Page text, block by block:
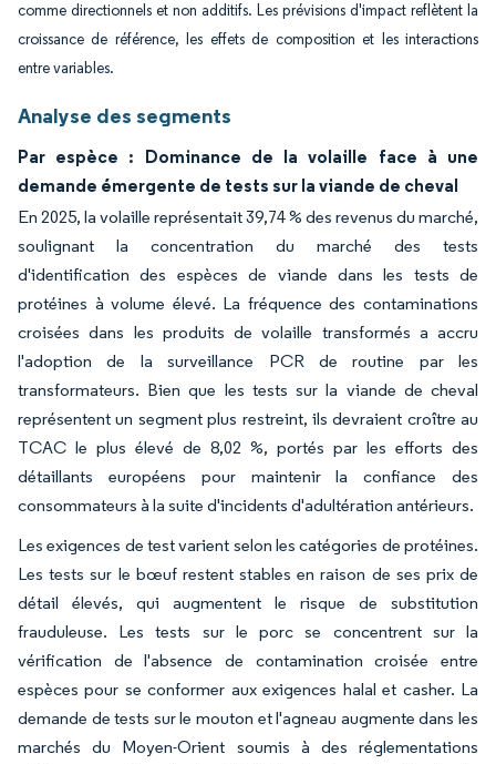
comme directionnels et non additifs. Les prévisions d'impact reflètent la
croissance de référence, les effets de composition et les interactions
entre variables.
Analyse des segments
Par espèce : Dominance de la volaille face à une
demande émergente de tests sur la viande de cheval
En 2025, la volaille représentait 39,74 % des revenus du marché,
soulignant la concentration du marché des tests
d'identification des espèces de viande dans les tests de
protéines à volume élevé. La fréquence des contaminations
croisées dans les produits de volaille transformés a accru
l'adoption de la surveillance PCR de routine par les
transformateurs. Bien que les tests sur la viande de cheval
représentent un segment plus restreint, ils devraient croître au
TCAC le plus élevé de 8,02 %, portés par les efforts des
détaillants européens pour maintenir la confiance des
consommateurs à la suite d'incidents d'adultération antérieurs.
Les exigences de test varient selon les catégories de protéines.
Les tests sur le bœuf restent stables en raison de ses prix de
détail élevés, qui augmentent le risque de substitution
frauduleuse. Les tests sur le porc se concentrent sur la
vérification de l'absence de contamination croisée entre
espèces pour se conformer aux exigences halal et casher. La
demande de tests sur le mouton et l'agneau augmente dans les
marchés du Moyen-Orient soumis à des réglementations